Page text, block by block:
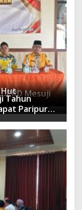
Mesuji
Hut
Tahun
Paripurna